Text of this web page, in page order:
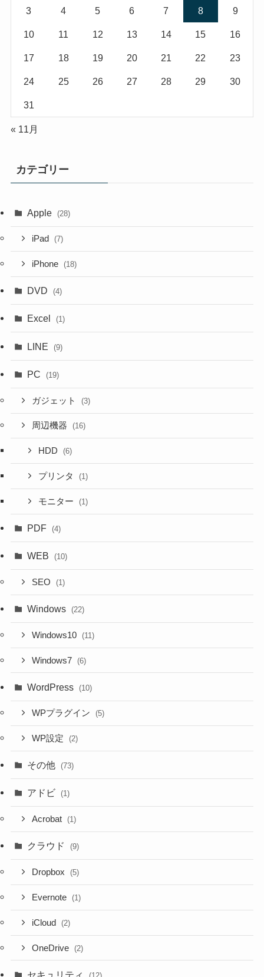
3 4 5 6 7 8 9
10 11 12 13 14 15 16
17 18 19 20 21 22 23
24 25 26 27 28 29 30
31
« 11月
カテゴリー
Apple (28)
iPad (7)
iPhone (18)
DVD (4)
Excel (1)
LINE (9)
PC (19)
ガジェット (3)
周辺機器 (16)
HDD (6)
プリンタ (1)
モニター (1)
PDF (4)
WEB (10)
SEO (1)
Windows (22)
Windows10 (11)
Windows7 (6)
WordPress (10)
WPプラグイン (5)
WP設定 (2)
その他 (73)
アドビ (1)
Acrobat (1)
クラウド (9)
Dropbox (5)
Evernote (1)
iCloud (2)
OneDrive (2)
セキュリティ (12)